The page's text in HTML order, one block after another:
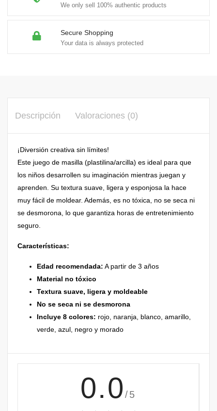
We only sell 100% authentic products
Secure Shopping
Your data is always protected
Descripción Valoraciones (0)
¡Diversión creativa sin límites!
Este juego de masilla (plastilina/arcilla) es ideal para que
los niños desarrollen su imaginación mientras juegan y
aprenden. Su textura suave, ligera y esponjosa la hace
muy fácil de moldear. Además, es no tóxica, no se seca ni
se desmorona, lo que garantiza horas de entretenimiento
seguro.
Características:
Edad recomendada: A partir de 3 años
Material no tóxico
Textura suave, ligera y moldeable
No se seca ni se desmorona
Incluye 8 colores: rojo, naranja, blanco, amarillo,
verde, azul, negro y morado
0.0 /5